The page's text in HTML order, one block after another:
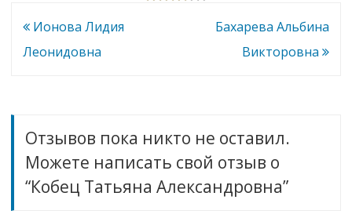
Навигация
по
Ионова Лидия
Леонидовна
Бахарева Альбина
Викторовна
Отзывов пока никто не оставил.
Можете написать свой отзыв о
“Кобец Татьяна Александровна”